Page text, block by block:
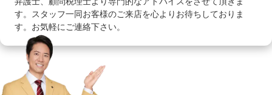
す。スタッフ一同お客様のご来店を心よりお待ちしておりま
す。お気軽にご連絡下さい。